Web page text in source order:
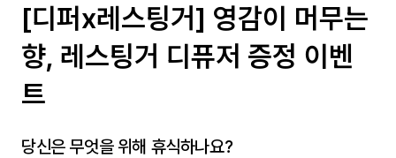
[디퍼x레스팅거] 영감이 머무는
향, 레스팅거 디퓨저 증정 이벤
트
당신은 무엇을 위해 휴식하나요?